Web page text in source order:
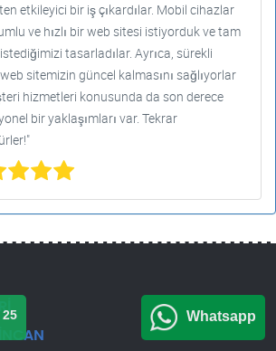
etkileyici bir iş çıkardılar. Mobil cihazlar
ve hızlı bir web sitesi istiyorduk ve tam
tasarladılar. Ayrıca, sürekli
sitemizin güncel kalmasını sağlıyorlar
hizmetleri konusunda da son derece
bir yaklaşımları var. Tekrar
25 Whatsapp